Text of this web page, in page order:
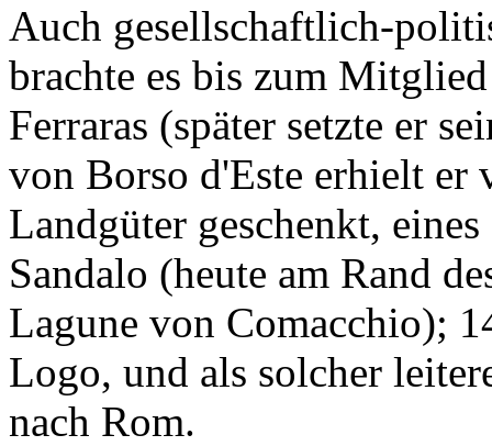
Auch gesellschaftlich-
brachte es bis zum
Ferraras (später setzte er
von Borso d'Este erhielt er
Landgüter geschenkt,
Sandalo (heute am Rand
Lagune von Comacchio);
Logo, und als solcher
nach Rom.